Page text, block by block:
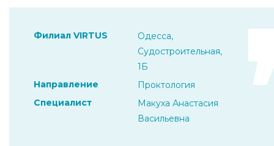
Филиал VIRTUS
Одесса,
Судостроительная,
1Б
Направление
Проктология
Специалист
Макуха Анастасия
Васильевна